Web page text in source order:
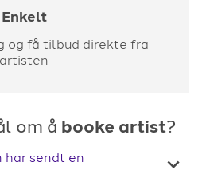
Enkelt
og få tilbud direkte fra
artisten
om å booke artist?
har sendt en